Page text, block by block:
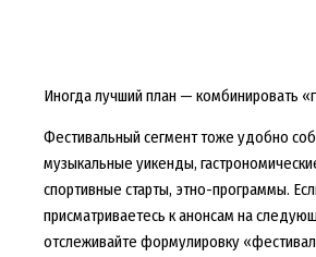
Иногда лучший план — комбинировать
Фестивальный сегмент тоже удобно
музыкальные уикенды,
спортивные старты, этно-программы.
присматриваетесь к анонсам на
отслеживайте формулировку